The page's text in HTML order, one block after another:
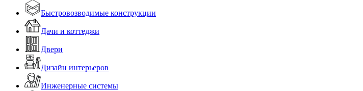
Быстровозводимые конструкции
Дачи и коттеджи
Двери
Дизайн интерьеров
Инженерные системы